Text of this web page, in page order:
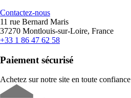
Contactez-nous
11 rue Bernard Maris
37270 Montlouis-sur-Loire, France
+33 1 86 47 62 58
Paiement sécurisé
Achetez sur notre site en toute confiance